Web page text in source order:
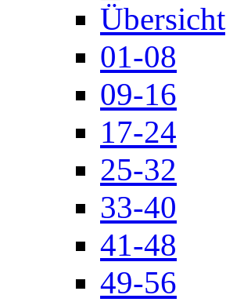
Übersicht
01-08
09-16
17-24
25-32
33-40
41-48
49-56